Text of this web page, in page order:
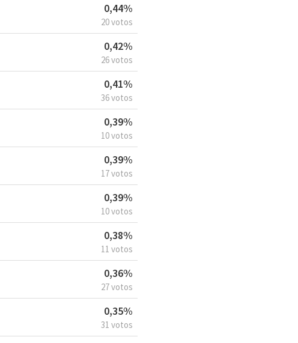
0,44%
20 votos
0,42%
26 votos
0,41%
36 votos
0,39%
10 votos
0,39%
17 votos
0,39%
10 votos
0,38%
11 votos
0,36%
27 votos
0,35%
31 votos